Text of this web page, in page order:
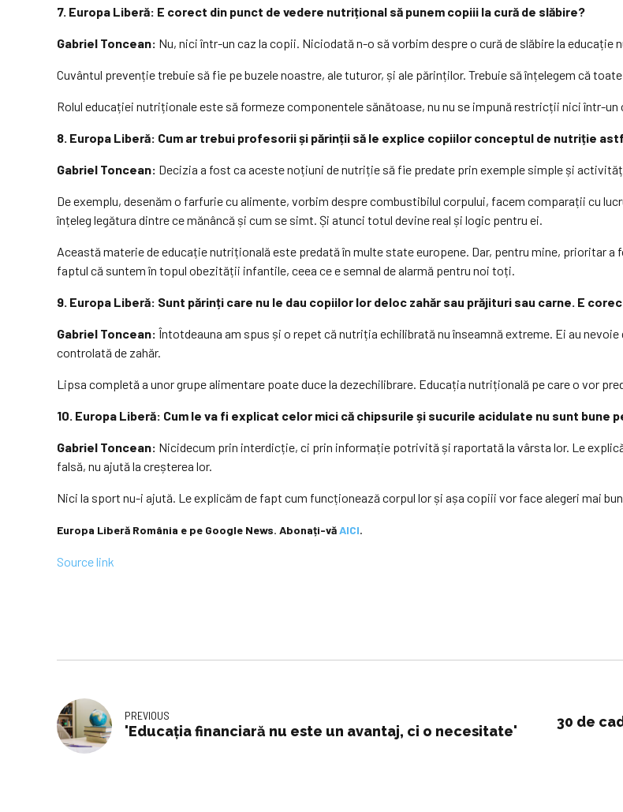
7. Europa Liberă: E corect din punct de vedere nutrițional să punem copiii la cură de slăbire?
Gabriel Toncean: Nu, nici într-un caz la copii. Niciodată n-o să vorbim despre o cură de slăbire la
Cuvântul prevenție trebuie să fie pe buzele noastre, ale tuturor, și ale părinților. Trebuie să înțelegem că
Rolul educației nutriționale este să formeze componentele sănătoase, nu nu se impună restricții nici într-un
8. Europa Liberă: Cum ar trebui profesorii și părinții să le explice copiilor conceptul de nutriție
Gabriel Toncean: Decizia a fost ca aceste noțiuni de nutriție să fie predate prin exemple simple și
De exemplu, desenăm o farfurie cu alimente, vorbim despre combustibilul corpului, facem comparații cu
înțeleg legătura dintre ce mănâncă și cum se simt. Și atunci totul devine real și logic pentru ei.
Această materie de educație nutrițională este predată în multe state europene. Dar, pentru mine, prioritar
faptul că suntem în topul obezității infantile, ceea ce e semnal de alarmă pentru noi toți.
9. Europa Liberă: Sunt părinți care nu le dau copiilor lor deloc zahăr sau prăjituri sau carne. E
Gabriel Toncean: Întotdeauna am spus și o repet că nutriția echilibrată nu înseamnă extreme. Ei au
controlată de zahăr.
Lipsa completă a unor grupe alimentare poate duce la dezechilibrare. Educația nutrițională pe care o vor
10. Europa Liberă: Cum le va fi explicat celor mici că chipsurile și sucurile acidulate nu sunt bune
Gabriel Toncean: Nicidecum prin interdicție, ci prin informație potrivită și raportată la vârsta lor. Le
falsă, nu ajută la creșterea lor.
Nici la sport nu-i ajută. Le explicăm de fapt cum funcționează corpul lor și așa copiii vor face alegeri mai
Europa Liberă România e pe Google News. Abonați-văAICI.
Source link
PREVIOUS
'Educaţia financiară nu este un avantaj, ci o necesitate'
30 de